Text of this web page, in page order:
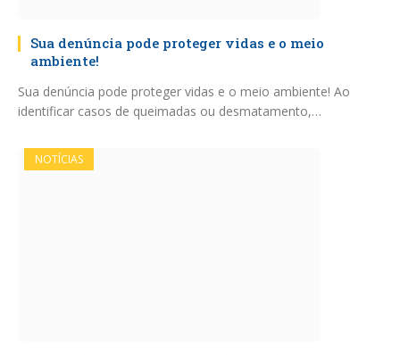
Sua denúncia pode proteger vidas e o meio
ambiente!
Sua denúncia pode proteger vidas e o meio ambiente! Ao
identificar casos de queimadas ou desmatamento,…
NOTÍCIAS